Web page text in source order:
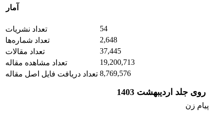
آمار
تعداد نشریات
54
تعداد شماره‌ها
2,648
تعداد مقالات
37,445
تعداد مشاهده مقاله
19,200,713
تعداد دریافت فایل اصل مقاله 8,769,576
روی جلد اردیبهشت 1403
پیام زن